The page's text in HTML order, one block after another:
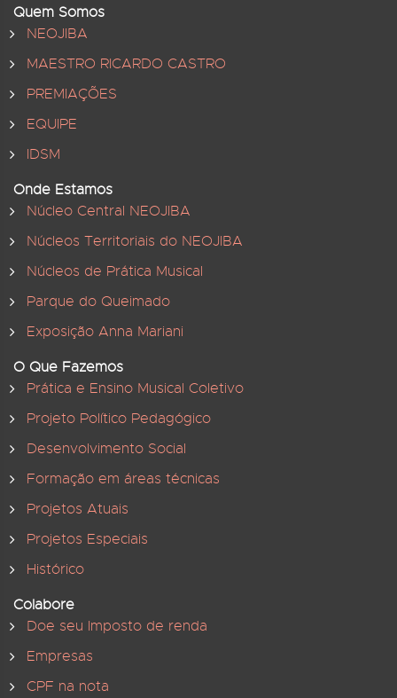
Quem Somos
NEOJIBA
MAESTRO RICARDO CASTRO
PREMIAÇÕES
EQUIPE
IDSM
Onde Estamos
Núcleo Central NEOJIBA
Núcleos Territoriais do NEOJIBA
Núcleos de Prática Musical
Parque do Queimado
Exposição Anna Mariani
O Que Fazemos
Prática e Ensino Musical Coletivo
Projeto Político Pedagógico
Desenvolvimento Social
Formação em áreas técnicas
Projetos Atuais
Projetos Especiais
Histórico
Colabore
Doe seu Imposto de renda
Empresas
CPF na nota